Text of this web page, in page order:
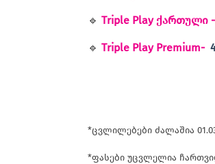
🔹 Triple Play ქართული -
🔹 Triple Play Premium-
*ცვლილებები ძალაშია
*ფასები უცვლელია